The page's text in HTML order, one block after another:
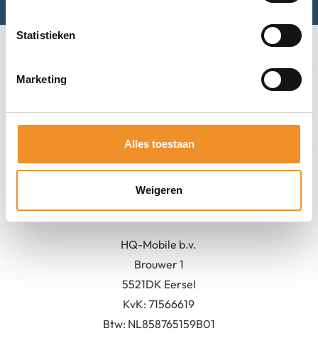
Statistieken
Marketing
Alles toestaan
Weigeren
Algemeen
Contact
HQ-Mobile b.v.
Brouwer 1
5521DK Eersel
KvK:71566619
Btw: NL858765159B01